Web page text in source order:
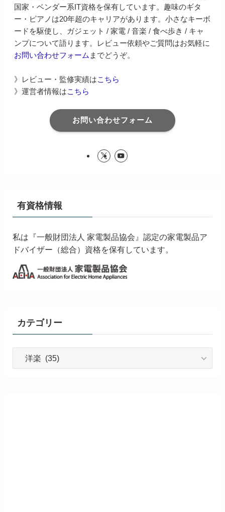
国家・ベンダー系IT資格を保有しています。趣味のギタ
ー・ピアノは20年超のキャリアがあります。小さなキーボ
ードを駆使し、ガジェット / 家電 / 音楽 / 食べ歩き / キャ
ンプについて語ります。レビュー依頼やご質問はお気軽に
お問い合わせフォーム までどうぞ。
》レビュー・監修実績はこちら
》運営者情報はこちら
お問い合わせフォーム
有資格情報
私は『一般財団法人 家電製品協会』認定の家電製品ア
ドバイザー（総合）資格を保有しています。
カテゴリー